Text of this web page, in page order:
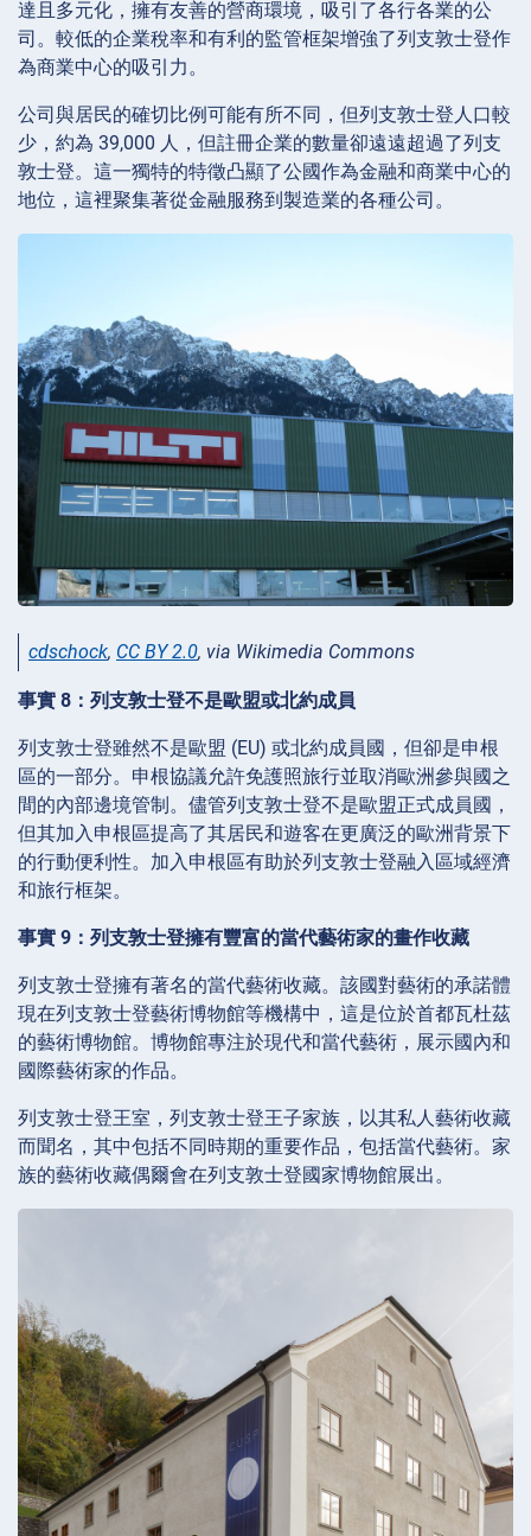
達且多元化，擁有友善的營商環境，吸引了各行各業的公
司。較低的企業稅率和有利的監管框架增強了列支敦士登作
為商業中心的吸引力。
公司與居民的確切比例可能有所不同，但列支敦士登人口較
少，約為 39,000 人，但註冊企業的數量卻遠遠超過了列支
敦士登。這一獨特的特徵凸顯了公國作為金融和商業中心的
地位，這裡聚集著從金融服務到製造業的各種公司。
cdschock, CC BY 2.0, via Wikimedia Commons
事實 8：列支敦士登不是歐盟或北約成員
列支敦士登雖然不是歐盟 (EU) 或北約成員國，但卻是申根
區的一部分。申根協議允許免護照旅行並取消歐洲參與國之
間的內部邊境管制。儘管列支敦士登不是歐盟正式成員國，
但其加入申根區提高了其居民和遊客在更廣泛的歐洲背景下
的行動便利性。加入申根區有助於列支敦士登融入區域經濟
和旅行框架。
事實 9：列支敦士登擁有豐富的當代藝術家的畫作收藏
列支敦士登擁有著名的當代藝術收藏。該國對藝術的承諾體
現在列支敦士登藝術博物館等機構中，這是位於首都瓦杜茲
的藝術博物館。博物館專注於現代和當代藝術，展示國內和
國際藝術家的作品。
列支敦士登王室，列支敦士登王子家族，以其私人藝術收藏
而聞名，其中包括不同時期的重要作品，包括當代藝術。家
族的藝術收藏偶爾會在列支敦士登國家博物館展出。